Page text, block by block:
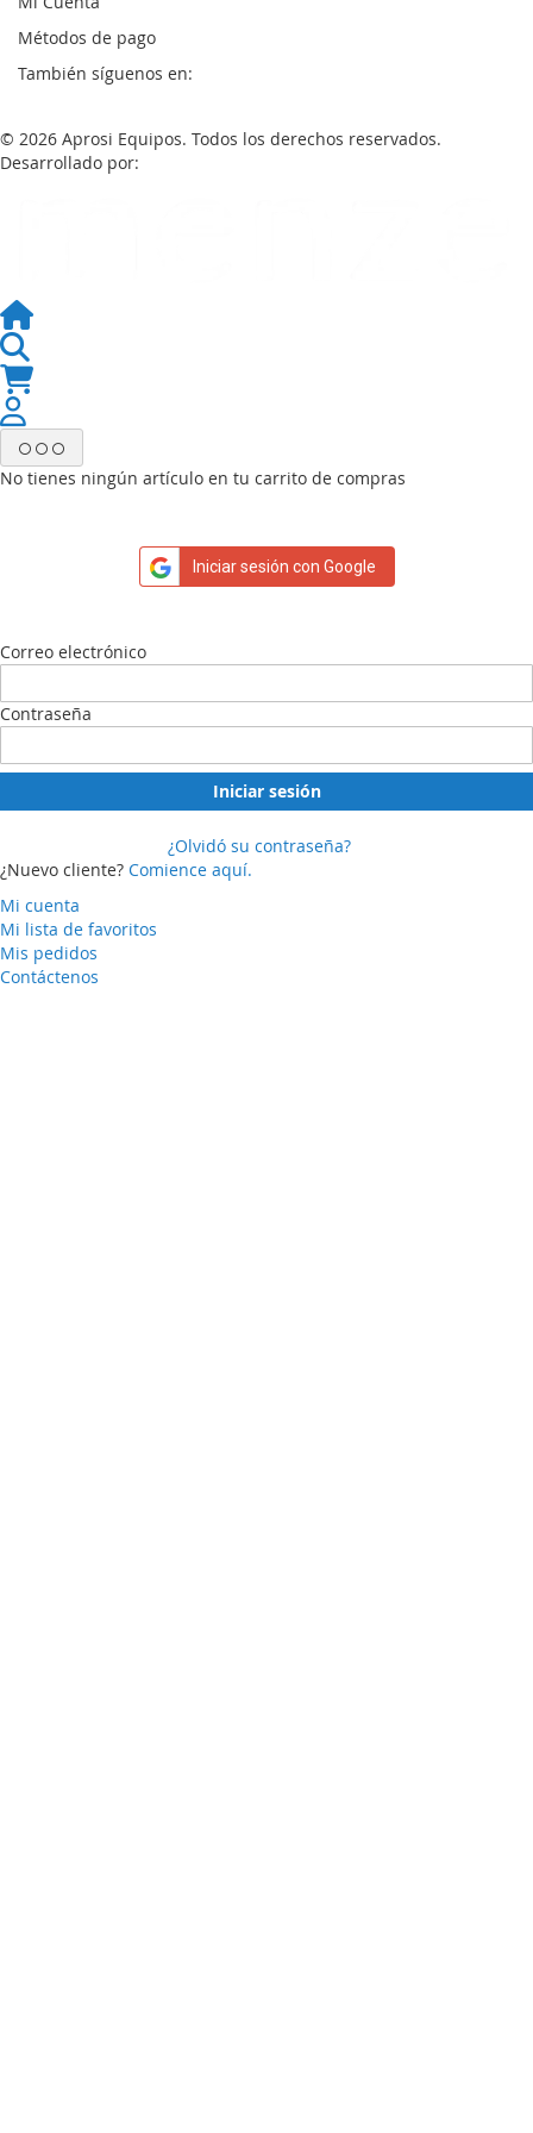
Métodos de pago
También síguenos en:
© 2026 Aprosi Equipos. Todos los derechos reservados.
Desarrollado por:
No tienes ningún artículo en tu carrito de compras
Iniciar sesión con Google
Correo electrónico
Contraseña
Iniciar sesión
¿Olvidó su contraseña?
¿Nuevo cliente? Comience aquí.
Mi cuenta
Mi lista de favoritos
Mis pedidos
Contáctenos